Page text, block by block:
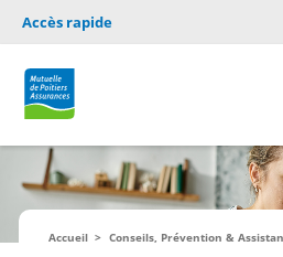
Accès rapide
Accueil Conseils, Prévention &